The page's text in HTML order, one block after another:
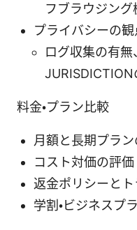
フブラウジング
プライバシーの観
ログ収集の有無
JURISDICTION
料金・プラン比較
月額と長期プラ
コスト対価の評価
返金ポリシーと
学割・ビジネスプ